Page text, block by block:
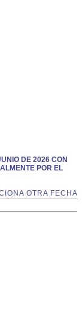
DE 2026 CON
POR EL
OTRA FECHA